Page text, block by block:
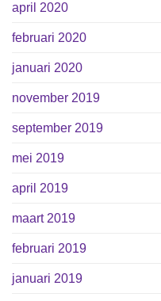
april 2020
februari 2020
januari 2020
november 2019
september 2019
mei 2019
april 2019
maart 2019
februari 2019
januari 2019